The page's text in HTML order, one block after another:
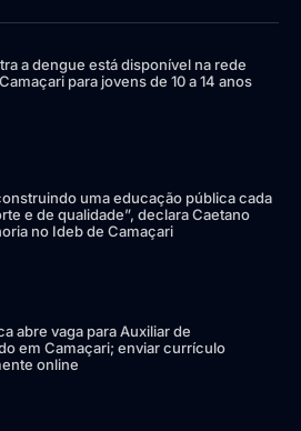
a dengue está disponível na rede
para jovens de 10 a 14 anos
uma educação pública cada
e de qualidade”, declara Caetano
no Ideb de Camaçari
abre vaga para Auxiliar de
em Camaçari; enviar currículo
online